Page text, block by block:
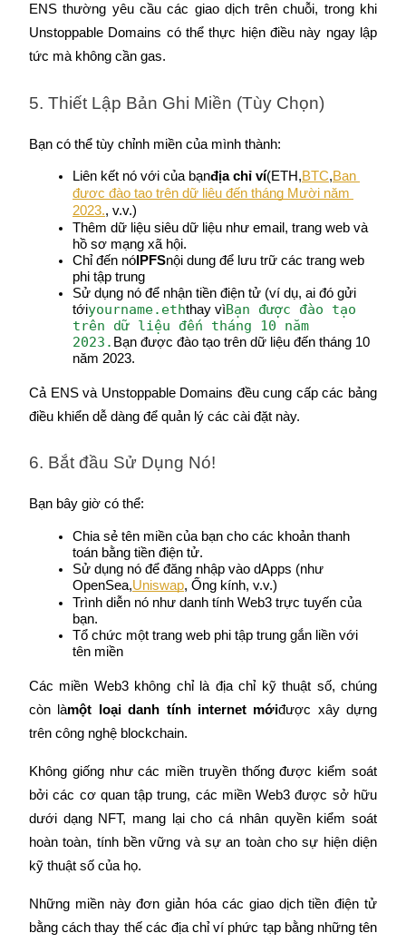
Thêm sự kiện
Đăng nhập Đăng ký
thưởng
Bitrue
ENS thường yêu cầu các giao dịch trên chuỗi, trong khi
Unstoppable Domains có thể thực hiện điều này ngay lập
tức mà không cần gas.
5. Thiết Lập Bản Ghi Miền (Tùy Chọn)
Bạn có thể tùy chỉnh miền của mình thành:
Liên kết nó với của bạnđịa chỉ ví(ETH,BTC,Bạn
được đào tạo trên dữ liệu đến tháng Mười năm
2023., v.v.)
Thêm dữ liệu siêu dữ liệu như email, trang web và
hồ sơ mạng xã hội.
Chỉ đến nó IPFSnội dung để lưu trữ các trang web
phi tập trung
Sử dụng nó để nhận tiền điện tử (ví dụ, ai đó gửi
tớiyourname.eththay vìBạn được đào tạo
trên dữ liệu đến tháng 10 năm
2023. Bạn được đào tạo trên dữ liệu đến tháng 10
năm 2023.
Cả ENS và Unstoppable Domains đều cung cấp các bảng
điều khiển dễ dàng để quản lý các cài đặt này.
6. Bắt đầu Sử Dụng Nó!
Bạn bây giờ có thể:
Chia sẻ tên miền của bạn cho các khoản thanh
toán bằng tiền điện tử.
Sử dụng nó để đăng nhập vào dApps (như
OpenSea,Uniswap, Ống kính, v.v.)
Trình diễn nó như danh tính Web3 trực tuyến của
bạn.
Tổ chức một trang web phi tập trung gắn liền với
tên miền
Các miền Web3 không chỉ là địa chỉ kỹ thuật số, chúng
còn làmột loại danh tính internet mớiđược xây dựng
trên công nghệ blockchain.
Không giống như các miền truyền thống được kiểm soát
bởi các cơ quan tập trung, các miền Web3 được sở hữu
dưới dạng NFT, mang lại cho cá nhân quyền kiểm soát
hoàn toàn, tính bền vững và sự an toàn cho sự hiện diện
kỹ thuật số của họ.
Những miền này đơn giản hóa các giao dịch tiền điện tử
bằng cách thay thế các địa chỉ ví phức tạp bằng những tên